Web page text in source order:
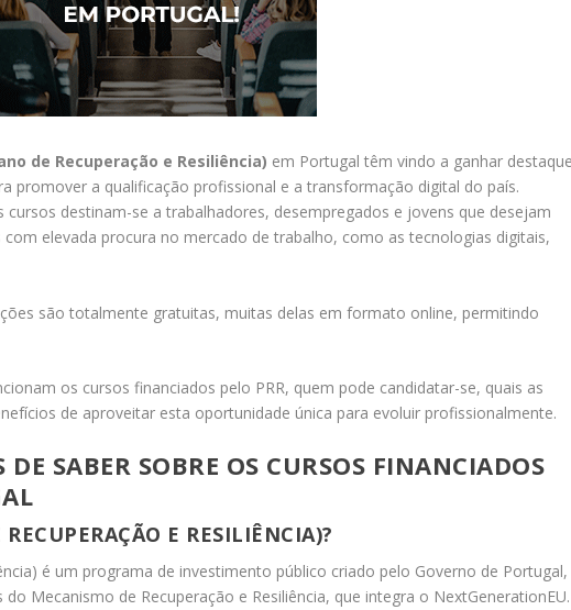
de Recuperação e Resiliência) em Portugal têm vindo a ganhar
promover a qualificação profissional e a transformação digital do país.
cursos destinam-se a trabalhadores, desempregados e jovens que desejam
elevada procura no mercado de trabalho, como as tecnologias digitais,
são totalmente gratuitas, muitas delas em formato online, permitindo
os cursos financiados pelo PRR, quem pode candidatar-se, quais as
de aproveitar esta oportunidade única para evoluir profissionalmente.
SABER SOBRE OS CURSOS FINANCIADOS
E RESILIÊNCIA)?
é um programa de investimento público criado pelo Governo de Portugal,
Mecanismo de Recuperação e Resiliência, que integra o NextGenerationEU.